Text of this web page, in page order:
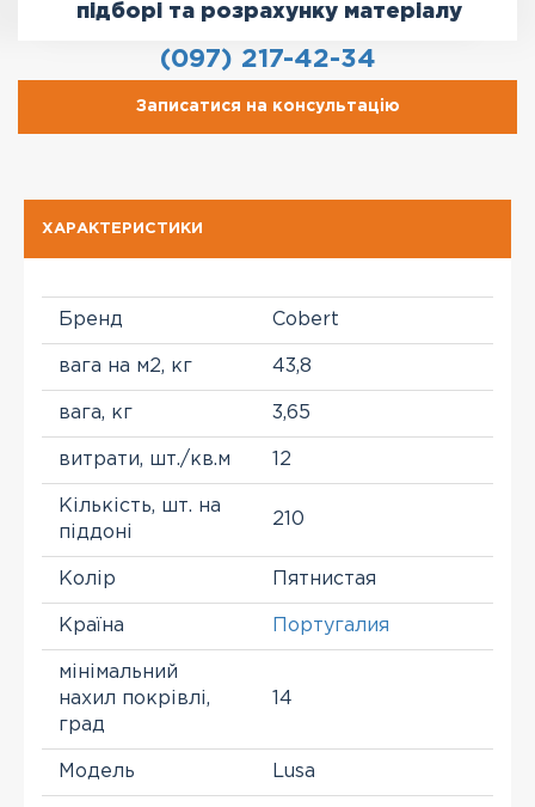
підборі та розрахунку матеріалу
(097) 217-42-34
Записатися на консультацію
ХАРАКТЕРИСТИКИ
Бренд Cobert
вага на м2, кг 43,8
вага, кг 3,65
витрати, шт./кв.м 12
Кількість, шт. на
піддоні
210
Колір Пятнистая
Країна Португалия
мінімальний
нахил покрівлі,
град
14
Модель Lusa